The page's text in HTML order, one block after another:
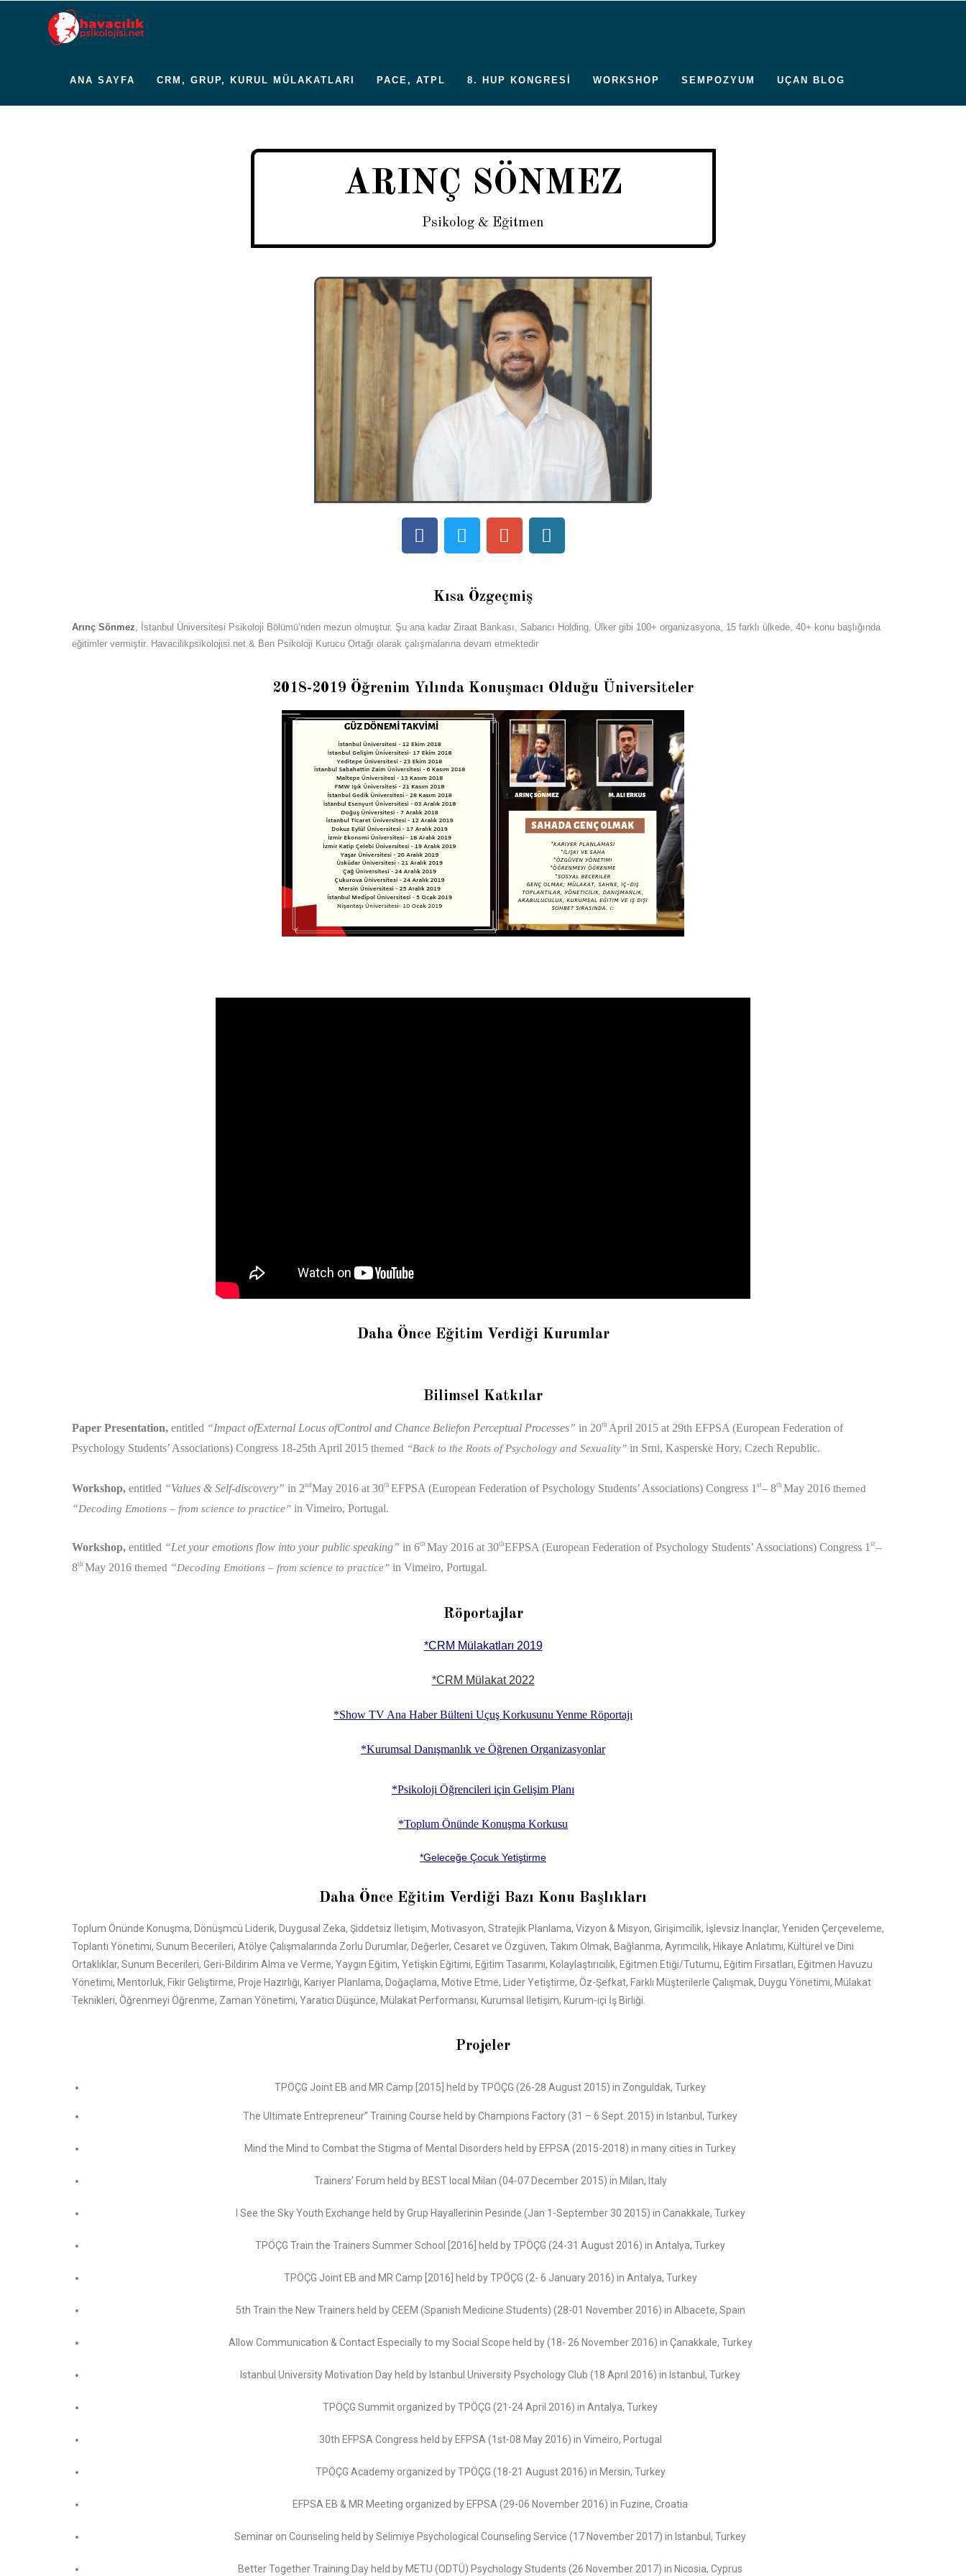
ANA SAYFA CRM, GRUP, KURUL MÜLAKATLARI PACE, ATPL 8. HUP KONGRESI WORKSHOP SEMPOZYUM UÇAN BLOG
ARINÇ SÖNMEZ
Psikolog & Eğitmen
Kısa Özgeçmiş
Arınç Sönmez İstanbul Üniversitesi Psikoloji Bölümü’nden mezun olmuştur. Şu ana kadar Ziraat Bankası, Sabancı Holding, Ülker gibi 100+ organizasyona, 15 farklı ülkede, 40+ konu başlığında
eğitimler vermiştir. Havacilikpsikolojisi.net & Ben Psikoloji Kurucu Ortağı olarak çalışmalarına devam etmektedir
2018-2019 Öğrenim Yılında Konuşmacı Olduğu Üniversiteler
Daha Önce Eğitim Verdiği Kurumlar
Bilimsel Katkılar
Paper Presentation, entitled “Impact ofExternal Locus ofControl and Chance Beliefon Perceptual Processes” in 20th April 2015 at 29th EFPSA (European Federation of
Psychology Students’ Associations) Congress 18-25th April 2015 themed “Back to the Roots of Psychology and Sexuality” in Srni, Kasperske Hory, Czech Republic.
Workshop, entitled “Values & Self-discovery” in 2nd May 2016 at 30th EFPSA (European Federation of Psychology Students’ Associations) Congress 1st– 8th May 2016 themed
“Decoding Emotions – from science to practice” in Vimeiro, Portugal.
Workshop, entitled “Let your emotions flow into your public speaking” in 6th May 2016 at 30thEFPSA (European Federation of Psychology Students’ Associations) Congress 1st–
8th May 2016 themed “Decoding Emotions – from science to practice” in Vimeiro, Portugal.
Röportajlar
*CRM Mülakatları 2019
*CRM Mülakat 2022
*Show TV Ana Haber Bülteni Uçuş Korkusunu Yenme Röportajı
*Kurumsal Danışmanlık ve Öğrenen Organizasyonlar
*Psikoloji Öğrencileri için Gelişim Planı
*Toplum Önünde Konuşma Korkusu
*Geleceğe Çocuk Yetiştirme
Daha Önce Eğitim Verdiği Bazı Konu Başlıkları
Toplum Önünde Konuşma, Dönüşmcü Liderik, Duygusal Zeka, Şiddetsiz İletişim, Motivasyon, Stratejik Planlama, Vizyon & Misyon, Girişimcilik, İşlevsiz İnançlar, Yeniden Çerçeveleme,
Toplantı Yönetimi, Sunum Becerileri, Atölye Çalışmalarında Zorlu Durumlar, Değerler, Cesaret ve Özgüven, Takım Olmak, Bağlanma, Ayrımcılık, Hikaye Anlatımı, Kültürel ve Dini
Ortaklıklar, Sunum Becerileri, Geri-Bildirim Alma ve Verme, Yaygın Eğitim, Yetişkin Eğitimi, Eğitim Tasarımı, Kolaylaştırıcılık, Eğitmen Etiği/Tutumu, Eğitim Fırsatları, Eğitmen Havuzu
Yönetimi, Mentorluk, Fikir Geliştirme, Proje Hazırlığı, Kariyer Planlama, Doğaçlama, Motive Etme, Lider Yetiştirme, Öz-Şefkat, Farklı Müşterilerle Çalışmak, Duygu Yönetimi, Mülakat
Teknikleri, Öğrenmeyi Öğrenme, Zaman Yönetimi, Yaratıcı Düşünce, Mülakat Performansı, Kurumsal İletişim, Kurum-içi İş Birliği.
Projeler
TPÖÇG Joint EB and MR Camp [2015] held by TPÖÇG (26-28 August 2015) in Zonguldak, Turkey
The Ultimate Entrepreneur” Training Course held by Champions Factory (31 – 6 Sept. 2015) in Istanbul, Turkey
Mind the Mind to Combat the Stigma of Mental Disorders held by EFPSA (2015-2018) in many cities in Turkey
Trainers’ Forum held by BEST local Milan (04-07 December 2015) in Milan, Italy
I See the Sky Youth Exchange held by Grup Hayallerinin Pesinde (Jan 1-September 30 2015) in Canakkale, Turkey
TPÖÇG Train the Trainers Summer School [2016] held by TPÖÇG (24-31 August 2016) in Antalya, Turkey
TPÖÇG Joint EB and MR Camp [2016] held by TPÖÇG (2- 6 January 2016) in Antalya, Turkey
5th Train the New Trainers held by CEEM (Spanish Medicine Students) (28-01 November 2016) in Albacete, Spain
Allow Communication & Contact Especially to my Social Scope held by (18- 26 November 2016) in Çanakkale, Turkey
Istanbul University Motivation Day held by Istanbul University Psychology Club (18 Aprıl 2016) in Istanbul, Turkey
TPÖÇG Summit organized by TPÖÇG (21-24 April 2016) in Antalya, Turkey
30th EFPSA Congress held by EFPSA (1st-08 May 2016) in Vimeiro, Portugal
TPÖÇG Academy organized by TPÖÇG (18-21 August 2016) in Mersin, Turkey
EFPSA EB & MR Meeting organized by EFPSA (29-06 November 2016) in Fuzine, Croatia
Seminar on Counseling held by Selimiye Psychological Counseling Service (17 November 2017) in Istanbul, Turkey
Better Together Training Day held by METU (ODTÜ) Psychology Students (26 November 2017) in Nicosia, Cyprus